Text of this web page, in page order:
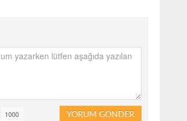
YORUM GÖNDER